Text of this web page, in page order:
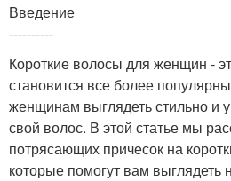
Введение
----------
Короткие волосы для женщин -
становится все более
женщинам выглядеть стильно и
свой волос. В этой статье мы
потрясающих причесок на
которые помогут вам выглядеть